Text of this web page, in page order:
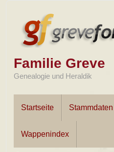
Familie Greve
Genealogie und Heraldik
Startseite Stammdaten
Wappenindex